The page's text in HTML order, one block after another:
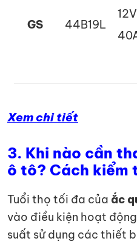
GS 44B19L
Xem chi tiết
3. Khi nào cần
ô tô? Cách kiểm
Tuổi thọ tối đa của ắc
vào điều kiện hoạt
suất sử dụng các thiết